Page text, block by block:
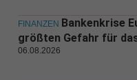
FINANZEN Bankenkrise
größten Gefahr für
06.08.2026